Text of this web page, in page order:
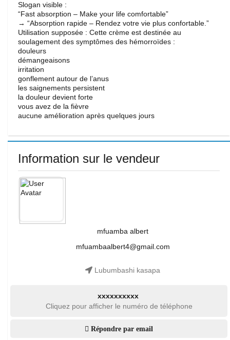
Slogan visible :
“Fast absorption – Make your life comfortable”
→ “Absorption rapide – Rendez votre vie plus confortable.”
Utilisation supposée : Cette crème est destinée au
soulagement des symptômes des hémorroïdes :
douleurs
démangeaisons
irritation
gonflement autour de l’anus
les saignements persistent
la douleur devient forte
vous avez de la fièvre
aucune amélioration après quelques jours
Information sur le vendeur
mfuamba albert
mfuambaalbert4@gmail.com
Lubumbashi kasapa
xxxxxxxxxx
Cliquez pour afficher le numéro de téléphone
Répondre par email